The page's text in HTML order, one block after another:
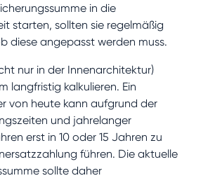
in die
starten, sollten sie regelmäßig
diese angepasst werden muss.
nur in der Innenarchitektur)
langfristig kalkulieren. Ein
von heute kann aufgrund der
und jahrelanger
erst in 10 oder 15 Jahren zu
führen. Die aktuelle
sollte daher